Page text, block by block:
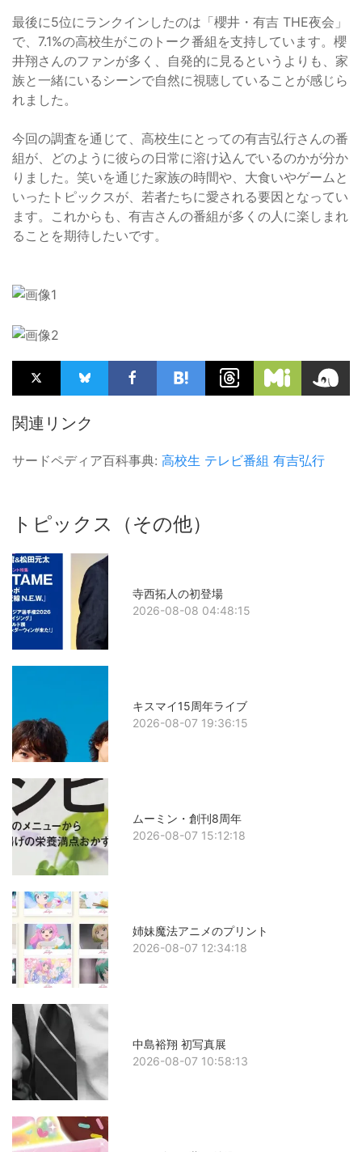
最後に5位にランクインしたのは「櫻井・有吉 THE夜会」
で、7.1%の高校生がこのトーク番組を支持しています。櫻
井翔さんのファンが多く、自発的に見るというよりも、家
族と一緒にいるシーンで自然に視聴していることが感じら
れました。
今回の調査を通じて、高校生にとっての有吉弘行さんの番
組が、どのように彼らの日常に溶け込んでいるのかが分か
りました。笑いを通じた家族の時間や、大食いやゲームと
いったトピックスが、若者たちに愛される要因となってい
ます。これからも、有吉さんの番組が多くの人に楽しまれ
ることを期待したいです。
関連リンク
サードペディア百科事典: 高校生 テレビ番組 有吉弘行
トピックス（その他）
寺西拓人の初登場
2026-08-08 04:48:15
キスマイ15周年ライブ
2026-08-07 19:36:15
ムーミン・創刊8周年
2026-08-07 15:12:18
姉妹魔法アニメのプリント
2026-08-07 12:34:18
中島裕翔 初写真展
2026-08-07 10:58:13